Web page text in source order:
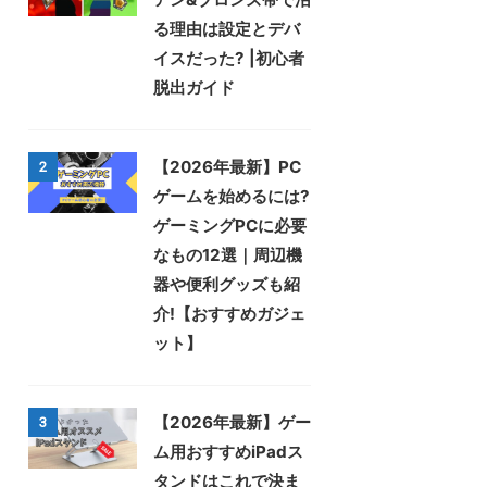
る理由は設定とデバ
イスだった? |初心者
脱出ガイド
2
【2026年最新】PC
ゲームを始めるには?
ゲーミングPCに必要
なもの12選｜周辺機
器や便利グッズも紹
介!【おすすめガジェ
ット】
3
【2026年最新】ゲー
ム用おすすめiPadス
タンドはこれで決ま